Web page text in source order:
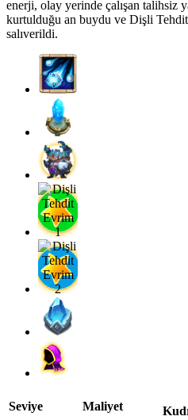
enerji, olay yerinde çalışan talihsiz
kurtulduğu an buydu ve Dişli
salıverildi.
Seviye Maliyet